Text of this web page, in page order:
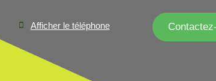
Afficher le téléphone